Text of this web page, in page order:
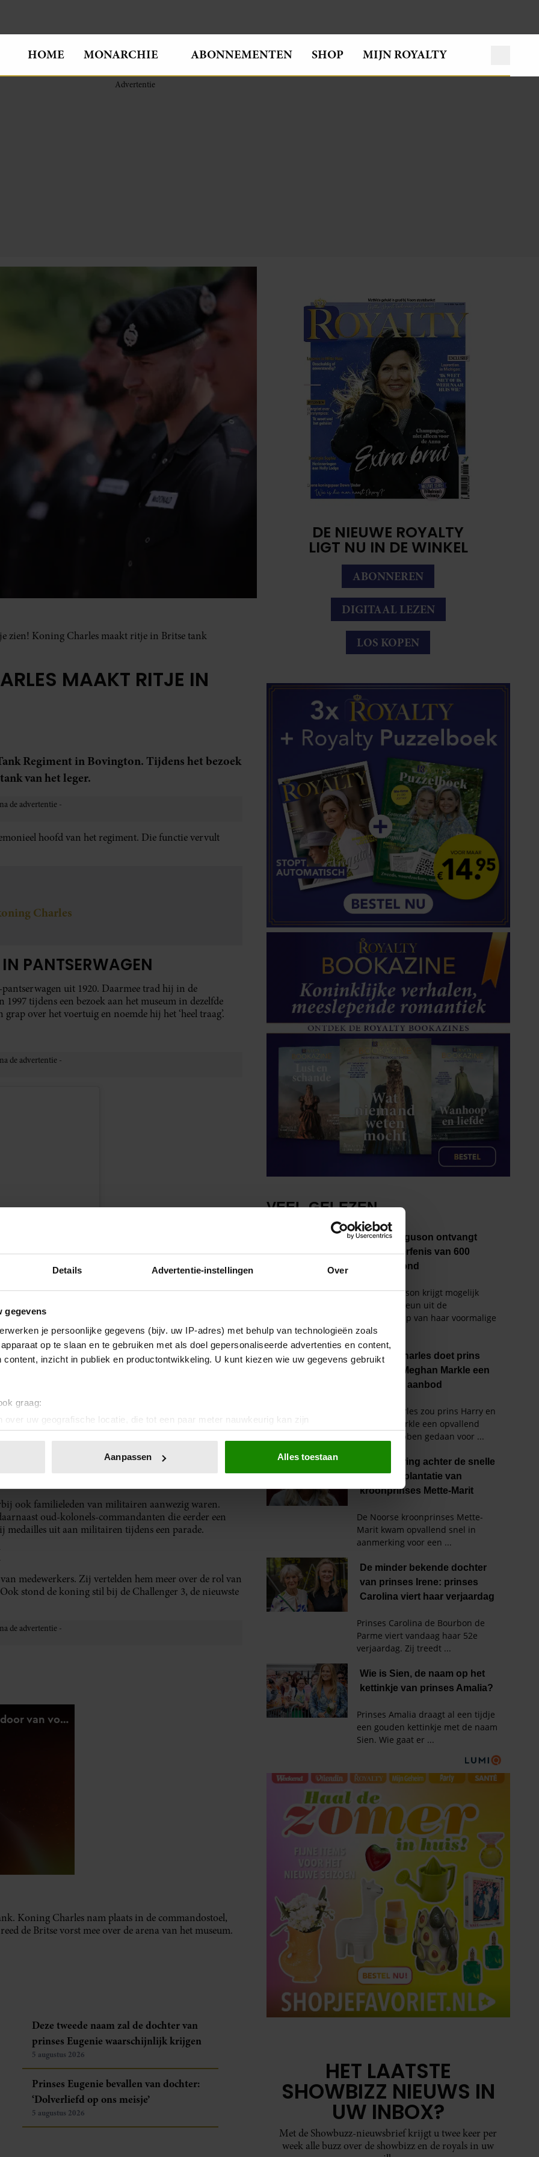
Details Advertentie-instellingen Over
gegevens
je persoonlijke gegevens (bijv. uw IP-adres) met behulp van technologieën zoals
op te slaan en te gebruiken met als doel gepersonaliseerde advertenties en content,
content, inzicht in publiek en productontwikkeling. U kunt kiezen wie uw gegevens gebruikt
graag:
over uw geografische locatie, die tot een paar meter nauwkeurig kan zijn
door het actief te scannen op specifieke eigenschappen (fingerprinting)
of intrekken in de Cookieverklaring.
en advertenties te personaliseren, om functies voor social media te bieden en om ons
Ook delen we informatie over uw gebruik van onze site met onze partners voor social
Deze partners kunnen deze gegevens combineren met andere informatie die u aan ze heeft
op basis van uw gebruik van hun services. U gaat akkoord met onze cookies als u
Aanpassen Alles toestaan
HOME MONARCHIE ABONNEMENTEN SHOP MIJN ROYALTY
zien! Koning Charles maakt ritje in Britse tank
MAAKT RITJE IN
Regiment in Bovington. Tijdens het bezoek
van het leger.
hoofd van het regiment. Die functie vervult
Charles
PANTSERWAGEN
uit 1920. Daarmee trad hij in de
tijdens een bezoek aan het museum in dezelfde
over het voertuig en noemde hij het ‘heel traag’.
FAMILIES
ook familieleden van militairen aanwezig waren.
oud-kolonels-commandanten die eerder een
uit aan militairen tijdens een parade.
medewerkers. Zij vertelden hem meer over de rol van
stond de koning stil bij de Challenger 3, de nieuwste
Koning Charles nam plaats in de commandostoel,
de Britse vorst mee over de arena van het museum.
Deze tweede naam zal de dochter van
prinses Eugenie waarschijnlijk krijgen
5 augustus 2026
Prinses Eugenie bevallen van dochter:
‘Dolverliefd op ons meisje’
5 augustus 2026
DE NIEUWE ROYALTY
LIGT NU IN DE WINKEL
ABONNEREN
DIGITAAL LEZEN
LOS KOPEN
HET LAATSTE
SHOWBIZZ NIEUWS IN
UW INBOX?
Met de Showbuzz-nieuwsbrief krijgt u twee keer per
week alle buzz over de showbizz en de royals in uw